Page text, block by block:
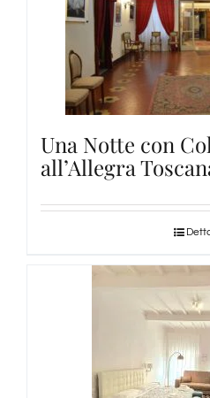
Una Notte con
all’Allegra